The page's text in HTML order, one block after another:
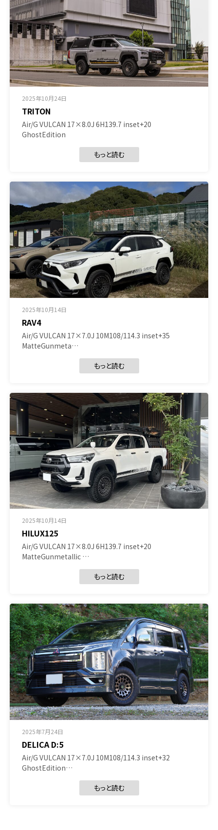
2025年10月24日
TRITON
Air/G VULCAN 17×8.0J 6H139.7 inset+20
GhostEdition
もっと読む
2025年10月14日
RAV4
Air/G VULCAN 17×7.0J 10M108/114.3 inset+35
MatteGunmeta…
もっと読む
2025年10月14日
HILUX125
Air/G VULCAN 17×8.0J 6H139.7 inset+20
MatteGunmetallic …
もっと読む
2025年7月24日
DELICA D:5
Air/G VULCAN 17×7.0J 10M108/114.3 inset+32
GhostEdition…
もっと読む